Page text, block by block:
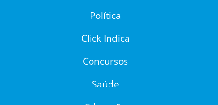
Política
Click Indica
Concursos
Saúde